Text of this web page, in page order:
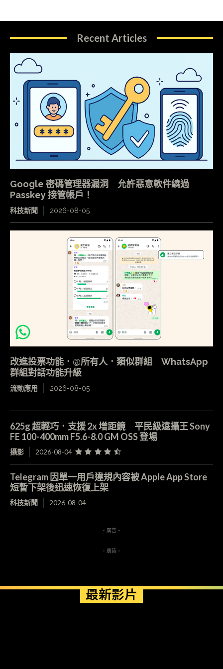
Recent Articles
Google 密碼管理器漏洞 允許惡意軟件繞過
Passkey 接管帳戶！
科技新聞 2026-08-05
改進投票功能．@所有人．類似群組 WhatsApp
群組對話功能升級
流動應用 2026-08-05
625g 超輕巧．支援 2x 增距鏡 平民級遠攝王 Sony
FE 100-400mm F5.6-8.0 GM OSS 登場
攝影 2026-08-04
Telegram 因單一用戶違規內容被 Apple App Store
短暫下架後迅速恢復上架
科技新聞 2026-08-04
- 廣告 -
- 廣告 -
最新影片